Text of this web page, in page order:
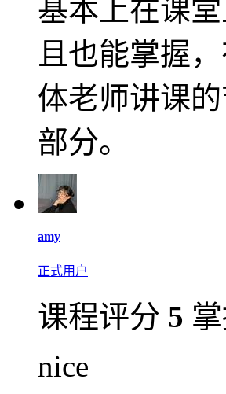
基本上在课
且也能掌握
体老师讲课
部分。
amy
正式用户
课程评分 5
nice